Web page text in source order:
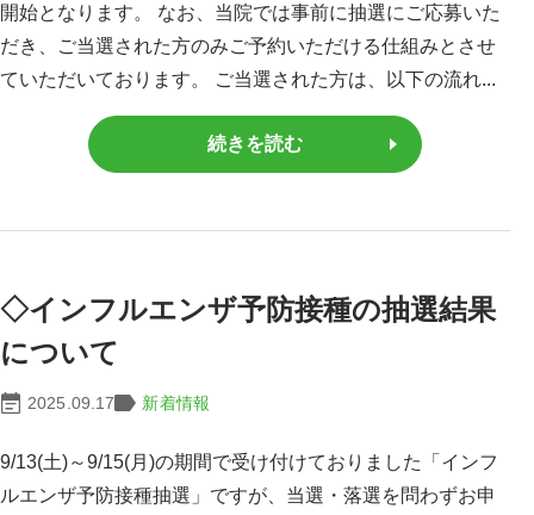
開始となります。 なお、当院では事前に抽選にご応募いた
だき、ご当選された方のみご予約いただける仕組みとさせ
ていただいております。 ご当選された方は、以下の流れ...
続きを読む
◇インフルエンザ予防接種の抽選結果
について
2025.09.17 新着情報
9/13(土)～9/15(月)の期間で受け付けておりました「インフ
ルエンザ予防接種抽選」ですが、当選・落選を問わずお申